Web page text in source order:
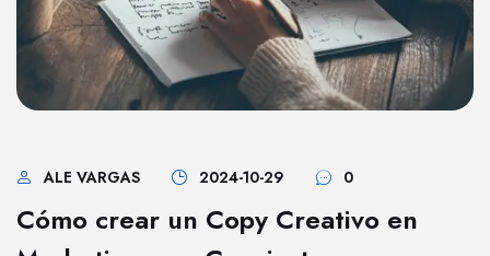
ALE VARGAS 2024-10-29 0
Cómo crear un Copy Creativo en